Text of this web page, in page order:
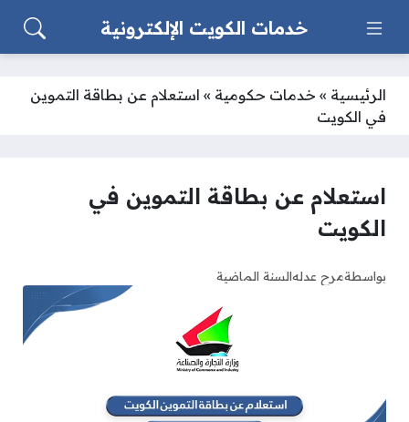
خدمات الكويت الإلكترونية
الرئيسية » خدمات حكومية » استعلام عن بطاقة التموين
في الكويت
استعلام عن بطاقة التموين في
الكويت
بواسطةمرح عدلهالسنة الماضية